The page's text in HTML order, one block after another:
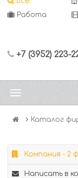
Работа
+7 (3952)
Каталог
Компания - 2
Написать в